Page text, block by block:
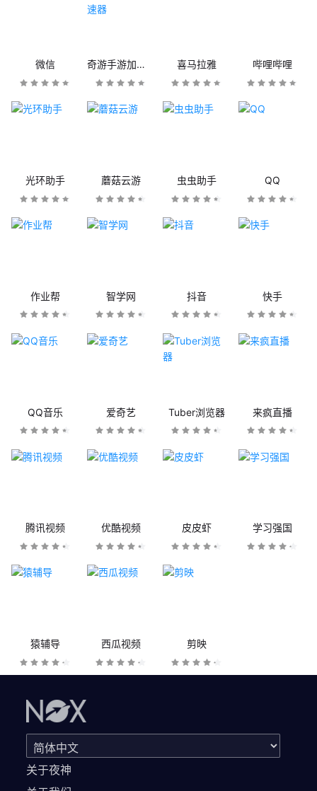
微信 奇游手游加速器 喜马拉雅 哔哩哔哩
光环助手 蘑菇云游 虫虫助手 QQ
作业帮 智学网 抖音 快手
QQ音乐 爱奇艺 Tuber浏览器 来疯直播
腾讯视频 优酷视频 皮皮虾 学习强国
猿辅导 西瓜视频 剪映
关于夜神